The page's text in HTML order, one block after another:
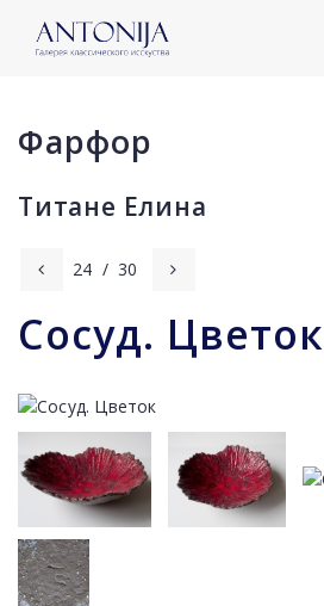
Фарфор
Титане Елина
24 / 30
Сосуд. Цветок